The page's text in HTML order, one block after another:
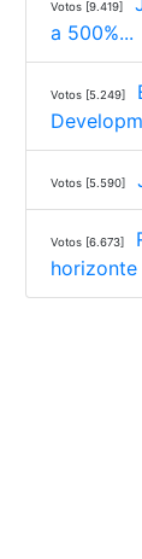
Votos [9.419]
a 500%...
Votos [5.249]
Votos [5.590]
Votos [6.673]
horizonte